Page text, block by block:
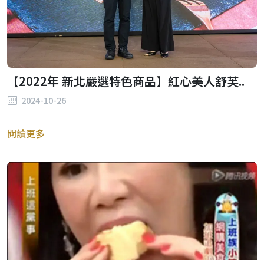
【2022年 新北嚴選特色商品】紅心美人舒芙..
2024-10-26
閱讀更多